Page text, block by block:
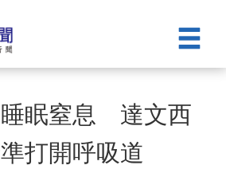
眠窒息 達文西
打開呼吸道